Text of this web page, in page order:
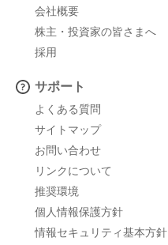
会社概要
株主・投資家の皆さまへ
採用
サポート
よくある質問
サイトマップ
お問い合わせ
リンクについて
推奨環境
個人情報保護方針
情報セキュリティ基本方針